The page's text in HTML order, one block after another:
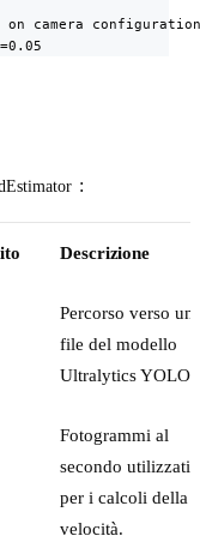
camera configuration
:
Descrizione
Percorso verso un
file del modello
Ultralytics YOLO.
Fotogrammi al
secondo utilizzati
per i calcoli della
velocità.